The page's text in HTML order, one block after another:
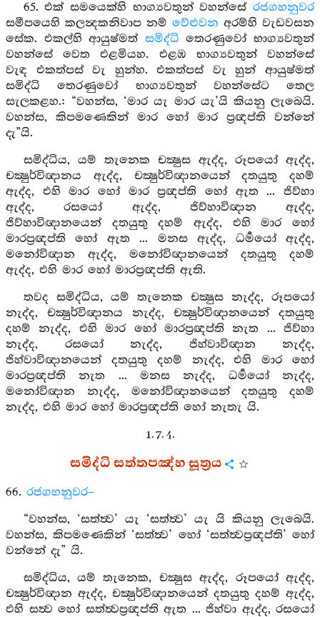
65. එක් සමයෙක්හි භාග්‍යවතුන් වහන්සේ රජගහනුවර
සමීපයෙහි කලන්‍දකනිවාප නම් වේළුවන අරම්හි වැඩවසන
සේක. එකල්හි ආයුෂ්මත් සමිද්ධි තෙරණුවෝ භාග්‍යවතුන්
වහන්සේ වෙත එළමියහ. එළඹ භාග්‍යවතුන් වහන්සේ
වැඳ එකත්පස් වැ හුන්හ. එකත්පස් වැ හුන් ආයුෂ්මත්
සමිද්ධි තෙරණුවෝ භාග්‍යවතුන් වහන්සේට තෙල
සැලකළහ.: “වහන්ස, ‘මාර යැ මාර යැ’යි කියනු ලැබෙයි.
වහන්ස, කිපමණෙකින් මාර හෝ මාර ප්‍රඥප්ති වන්නේ
දැ”යි.
සමිද්ධිය, යම් තැනෙක චක්‍ෂුස ඇද්ද, රූපයෝ ඇද්ද,
චක්‍ෂුර්විඥානය ඇද්ද, චක්‍ෂුර්විඥානයෙන් දතයුතු දහම්
ඇද්ද, එහි මාර හෝ මාර ප්‍රඥප්ති හෝ ඇත ... ජිව්හා
ඇද්ද, රසයෝ ඇද්ද, ජිව්හාවිඥාන ඇද්ද,
ජිව්හාවිඥානයෙන් දතයුතු දහම් ඇද්ද, එහි මාර හෝ
මාරප්‍රඥප්ති හෝ ඇත ... මනස ඇද්ද, ධර්‍මයෝ ඇද්ද,
මනෝවිඥාන ඇද්ද, මනෝවිඥානයෙන් දතයුතු දහම්
ඇද්ද, එහි මාර හෝ මාරප්‍රඥප්ති ඇති.
තවද සමිද්ධිය, යම් තැනෙක චක්‍ෂුස නැද්ද, රූපයෝ
නැද්ද, චක්‍ෂුර්විඥානය නැද්ද, චක්‍ෂුර්විඥානයෙන් දතයුතු
දහම් නැද්ද, එහි මාර හෝ මාරප්‍රඥප්ති නැත ... ජිව්හා
නැද්ද, රසයෝ නැද්ද, ජිහ්වාවිඥාන නැද්ද,
ජිහ්වාවිඥානයෙන් දතයුතු දහම් නැද්ද, එහි මාර හෝ
මාරප්‍රඥප්ති නැත ... මනස නැද්ද, ධර්‍මයෝ නැද්ද,
මනෝවිඥාන නැද්ද, මනෝවිඥානයෙන් දතයුතු දහම්
නැද්ද, එහි මාර හෝ මාරප්‍රඥප්ති හෝ නැතැ යි.
1. 7. 4.
සමිද්ධි සත්තපඤ්හ සූත්‍රය
66. රජගහනුවර–
“වහන්ස, ‘සත්ත්‍ව’ යැ ‘සත්ත්‍ව’ යැ යි කියනු ලැබෙයි.
වහන්ස, කිපමණෙකින් ‘සත්ත්‍ව’ හෝ ‘සත්ත්‍වප්‍රඥප්ති’ හෝ
වන්නේ දැ” යි.
සමිද්ධිය, යම් තැනෙක, චක්‍ෂුස ඇද්ද, රූපයෝ ඇද්ද,
චක්‍ෂුර්විඥාන ඇද්ද, චක්‍ෂුර්විඥානයෙන් දතයුතු දහම් ඇද්ද,
එහි සත්‍ව හෝ සත්ත්‍වප්‍රඥප්ති ඇත ... ජිහ්වා ඇද්ද, රසයෝ